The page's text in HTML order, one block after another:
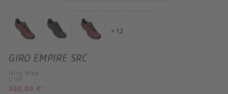
+ 12
GIRO EMPIRE SRC
Giro Bike
UVP
300,00 € *